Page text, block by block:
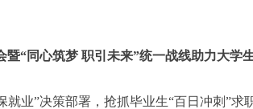
暨“同心筑梦 职引未来”统一战线助力大学
业”决策部署，抢抓毕业生“百日冲刺”求